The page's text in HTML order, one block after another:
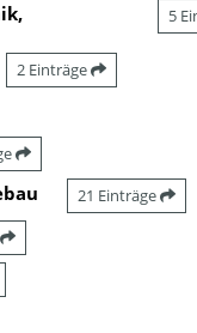
5
2 Einträge
21 Einträge